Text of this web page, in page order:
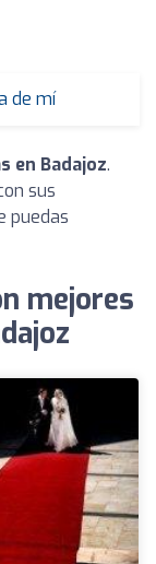
de mí
en Badajoz.
sus
puedas
mejores